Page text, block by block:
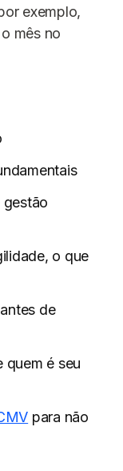
exemplo,
mês no
gestão
o que
de
quem é seu
para não